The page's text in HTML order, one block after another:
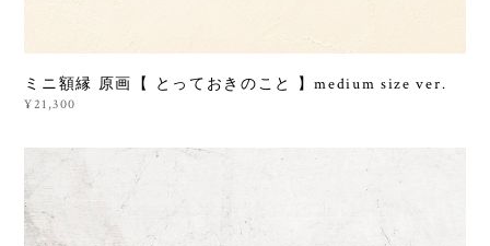
ミニ額縁 原画【 とっておきのこと 】medium size ver.
¥21,300